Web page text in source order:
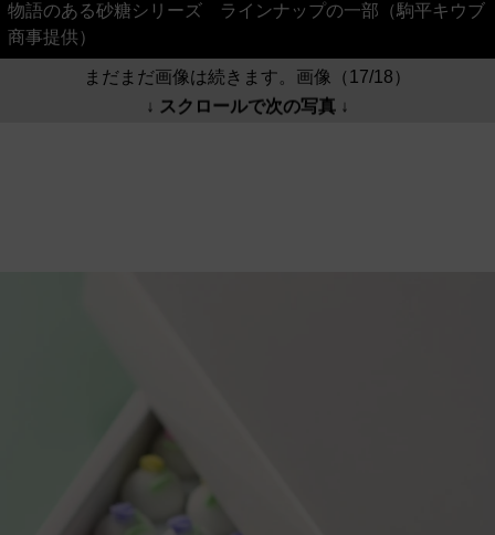
物語のある砂糖シリーズ ラインナップの一部（駒平キウブ
商事提供）
まだまだ画像は続きます。画像（17/18）
↓ スクロールで次の写真 ↓